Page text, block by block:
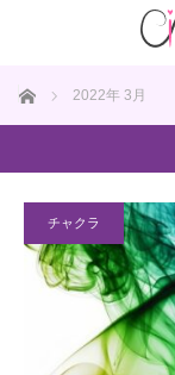
ホーム 2022年 3月
チャクラ